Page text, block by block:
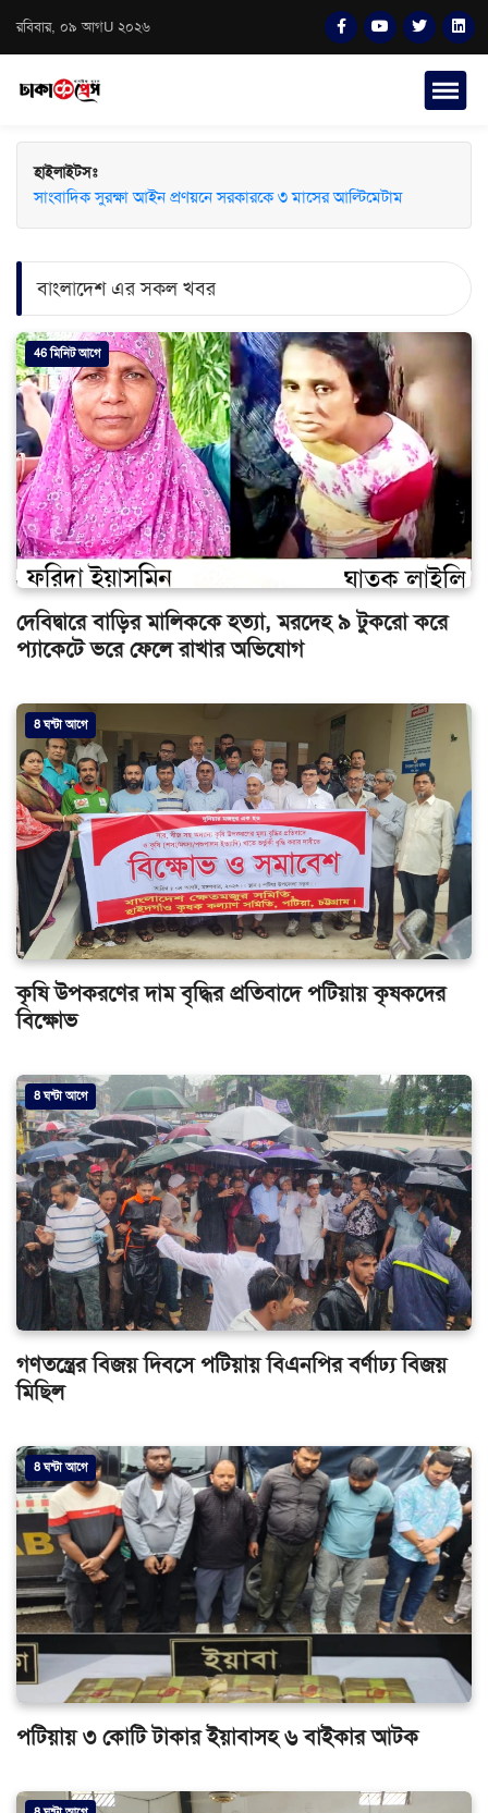
রবিবার, ০৯ আগU ২০২৬
হাইলাইটসঃ
সাংবাদিক সুরক্ষা আইন প্রণয়নে সরকারকে ৩ মাসের আল্টিমেটাম
বাংলাদেশ এর সকল খবর
46 মিনিট আগে
দেবিদ্বারে বাড়ির মালিককে হত্যা, মরদেহ ৯ টুকরো করে
প্যাকেটে ভরে ফেলে রাখার অভিযোগ
8 ঘন্টা আগে
কৃষি উপকরণের দাম বৃদ্ধির প্রতিবাদে পটিয়ায় কৃষকদের
বিক্ষোভ
8 ঘন্টা আগে
গণতন্ত্রের বিজয় দিবসে পটিয়ায় বিএনপির বর্ণাঢ্য বিজয়
মিছিল
8 ঘন্টা আগে
পটিয়ায় ৩ কোটি টাকার ইয়াবাসহ ৬ বাইকার আটক